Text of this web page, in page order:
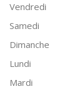
Vendredi
Samedi
Dimanche
Lundi
Mardi